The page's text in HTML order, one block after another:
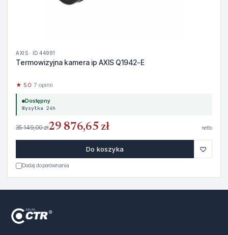
AXIS · ID 44991
Termowizyjna kamera ip AXIS Q1942-E
★ 5.0· 7 opinii
Dostępny
Wysyłka 24h
35 149,00 zł29 876,65 zł netto
Do koszyka ♡
Dodaj do porównania